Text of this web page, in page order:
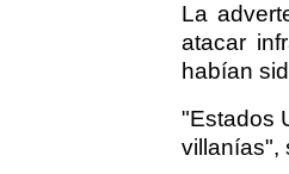
La
atacar
habían
"Estados
villanías",